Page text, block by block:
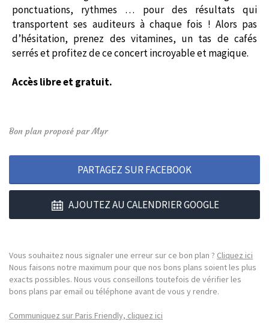
ponctuations, rythmes … pour des résultats qui
transportent ses auditeurs à chaque fois ! Alors pas
d’hésitation, prenez des vitamines, un tas de cafés
serrés et profitez de ce concert incroyable et magique.
Accès libre et gratuit.
Bon plan proposé par Myr
PARTAGEZ SUR FACEBOOK
AJOUTEZ AU CALENDRIER GOOGLE
Vous souhaitez nous signaler une erreur sur ce bon plan ? Cliquez ici
Nous faisons notre maximum pour que nos bons plans soient les plus
exacts possibles. Nous vous conseillons toutefois de vérifier les
bons plans par email ou téléphone avant de vous y rendre.
Communiquez sur Paris Friendly, cliquez ici